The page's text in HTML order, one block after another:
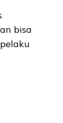
bisa